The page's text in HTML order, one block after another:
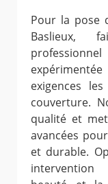
Pour la pose
Baslieux,
exigences
couverture.
qualité et
avancées
et durable.
intervention